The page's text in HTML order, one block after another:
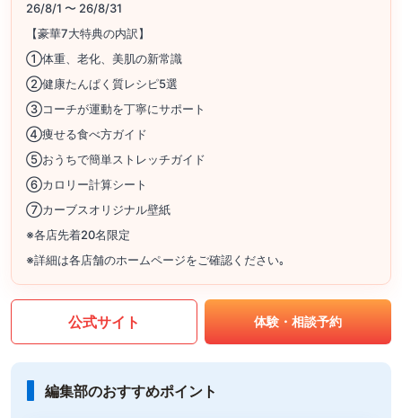
26/8/1 〜 26/8/31
【豪華7大特典の内訳】
①体重、老化、美肌の新常識
②健康たんぱく質レシピ5選
③コーチが運動を丁寧にサポート
④痩せる食べ方ガイド
⑤おうちで簡単ストレッチガイド
⑥カロリー計算シート
⑦カーブスオリジナル壁紙
※各店先着20名限定
※詳細は各店舗のホームページをご確認ください｡
公式サイト 体験・相談予約
編集部のおすすめポイント